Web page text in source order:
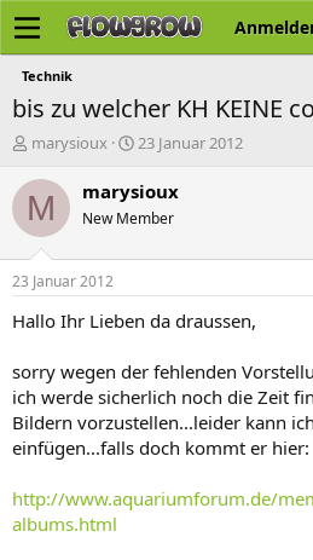
Technik
bis zu welcher KH KEINE
E
s
t
e
r
marysioux
E
s
e
t
a
23 Januar 2012
M marysioux
New Member
23 Januar 2012
Hallo Ihr Lieben da draussen,
sorry wegen der fehlenden
ich werde sicherlich noch die Zeit
Bildern vorzustellen...leider kann
einfügen...falls doch kommt er hier:
http://www.aquariumforum.de/
albums.html